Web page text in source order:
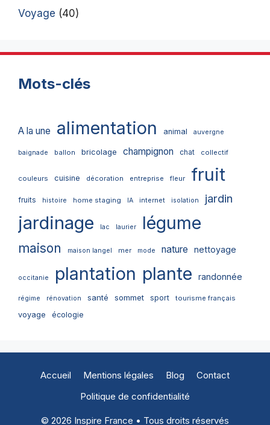
Voyage (40)
Mots-clés
A la une alimentation animal auvergne
baignade ballon bricolage champignon chat collectif
couleurs cuisine décoration entreprise fleur fruit
fruits histoire home staging IA internet isolation jardin
jardinage lac laurier légume
maison maison langel mer mode nature nettoyage
occitanie plantation plante randonnée
régime rénovation santé sommet sport tourisme français
voyage écologie
Accueil Mentions légales Blog
Contact
Politique de confidentialité
© 2026 Inspire France • Tous droits réservés